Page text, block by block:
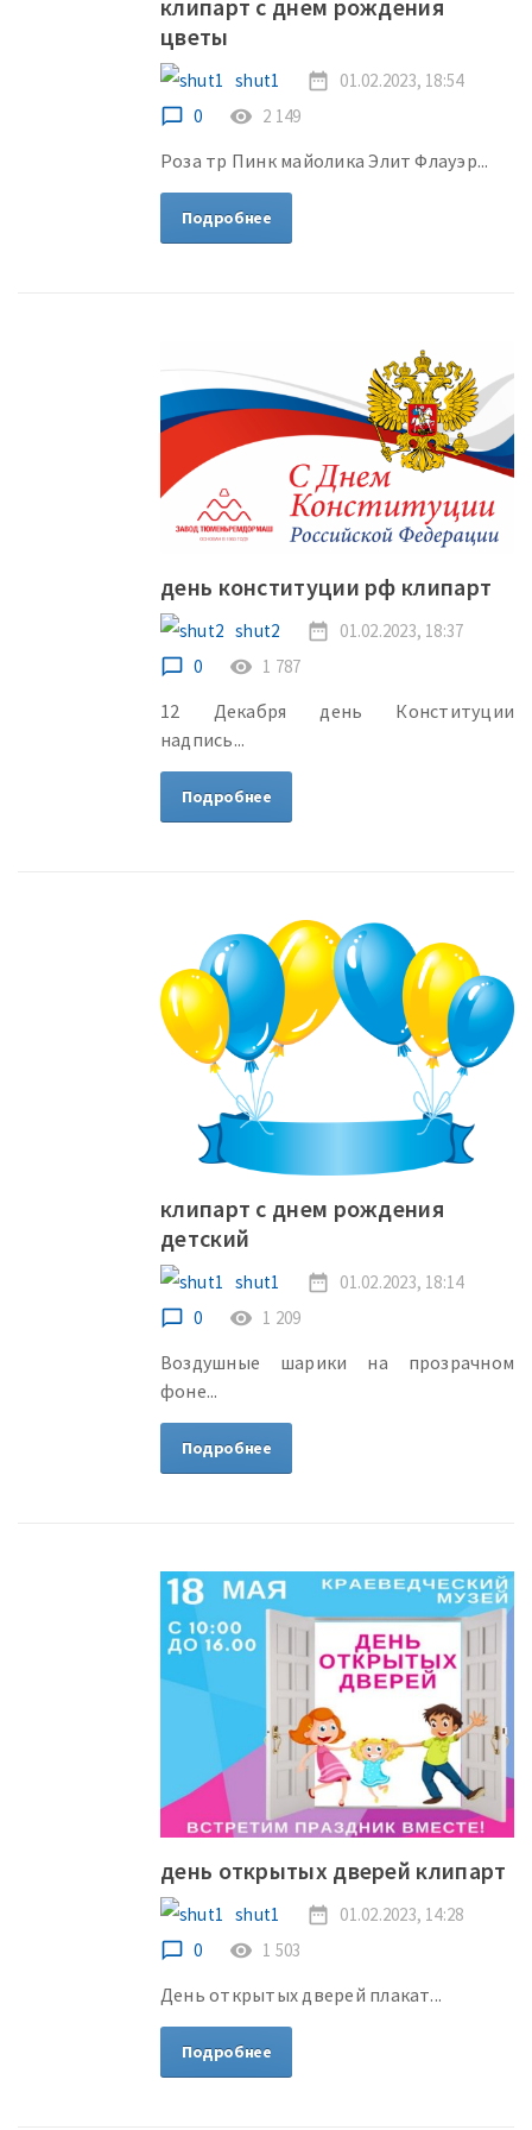
клипарт с днем рождения
цветы
shut1 date_range 01.02.2023, 18:54
chat_bubble_outline 0 remove_red_eye 2 149
Роза тр Пинк майолика Элит Флауэр...
Подробнее
день конституции рф клипарт
shut2 date_range 01.02.2023, 18:37
chat_bubble_outline 0 remove_red_eye 1 787
12 Декабря день Конституции
надпись...
Подробнее
клипарт с днем рождения
детский
shut1 date_range 01.02.2023, 18:14
chat_bubble_outline 0 remove_red_eye 1 209
Воздушные шарики на прозрачном
фоне...
Подробнее
день открытых дверей клипарт
shut1 date_range 01.02.2023, 14:28
chat_bubble_outline 0 remove_red_eye 1 503
День открытых дверей плакат...
Подробнее